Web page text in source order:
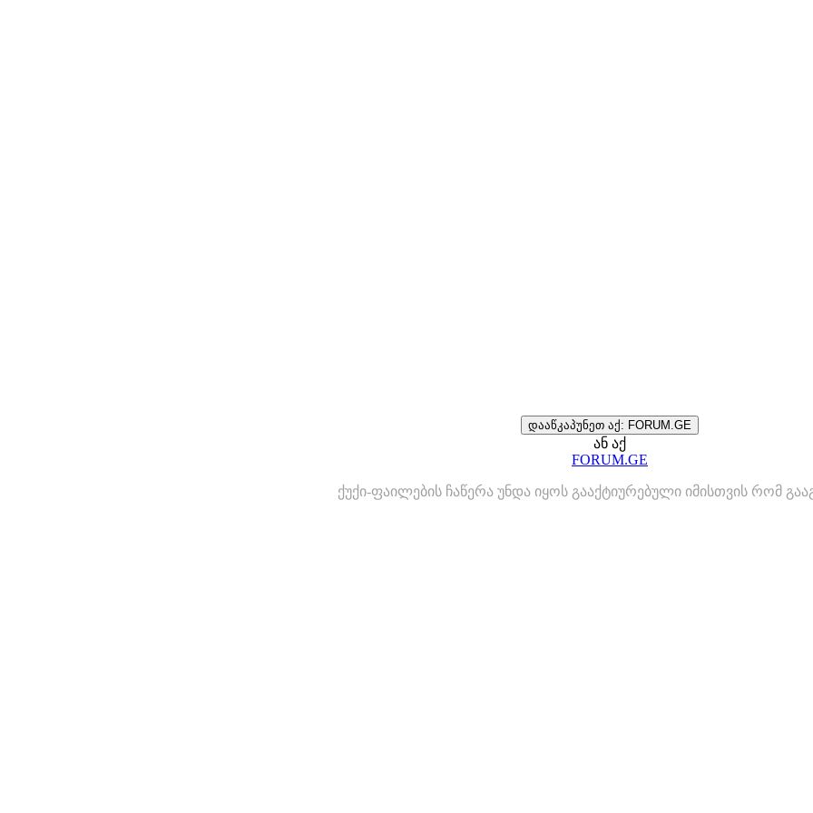
დააწკაპუნეთ აქ: FORUM.GE
ან აქ
FORUM.GE
ქუქი-ფაილების ჩაწერა უნდა იყოს გააქტიურებული იმისთვის რომ